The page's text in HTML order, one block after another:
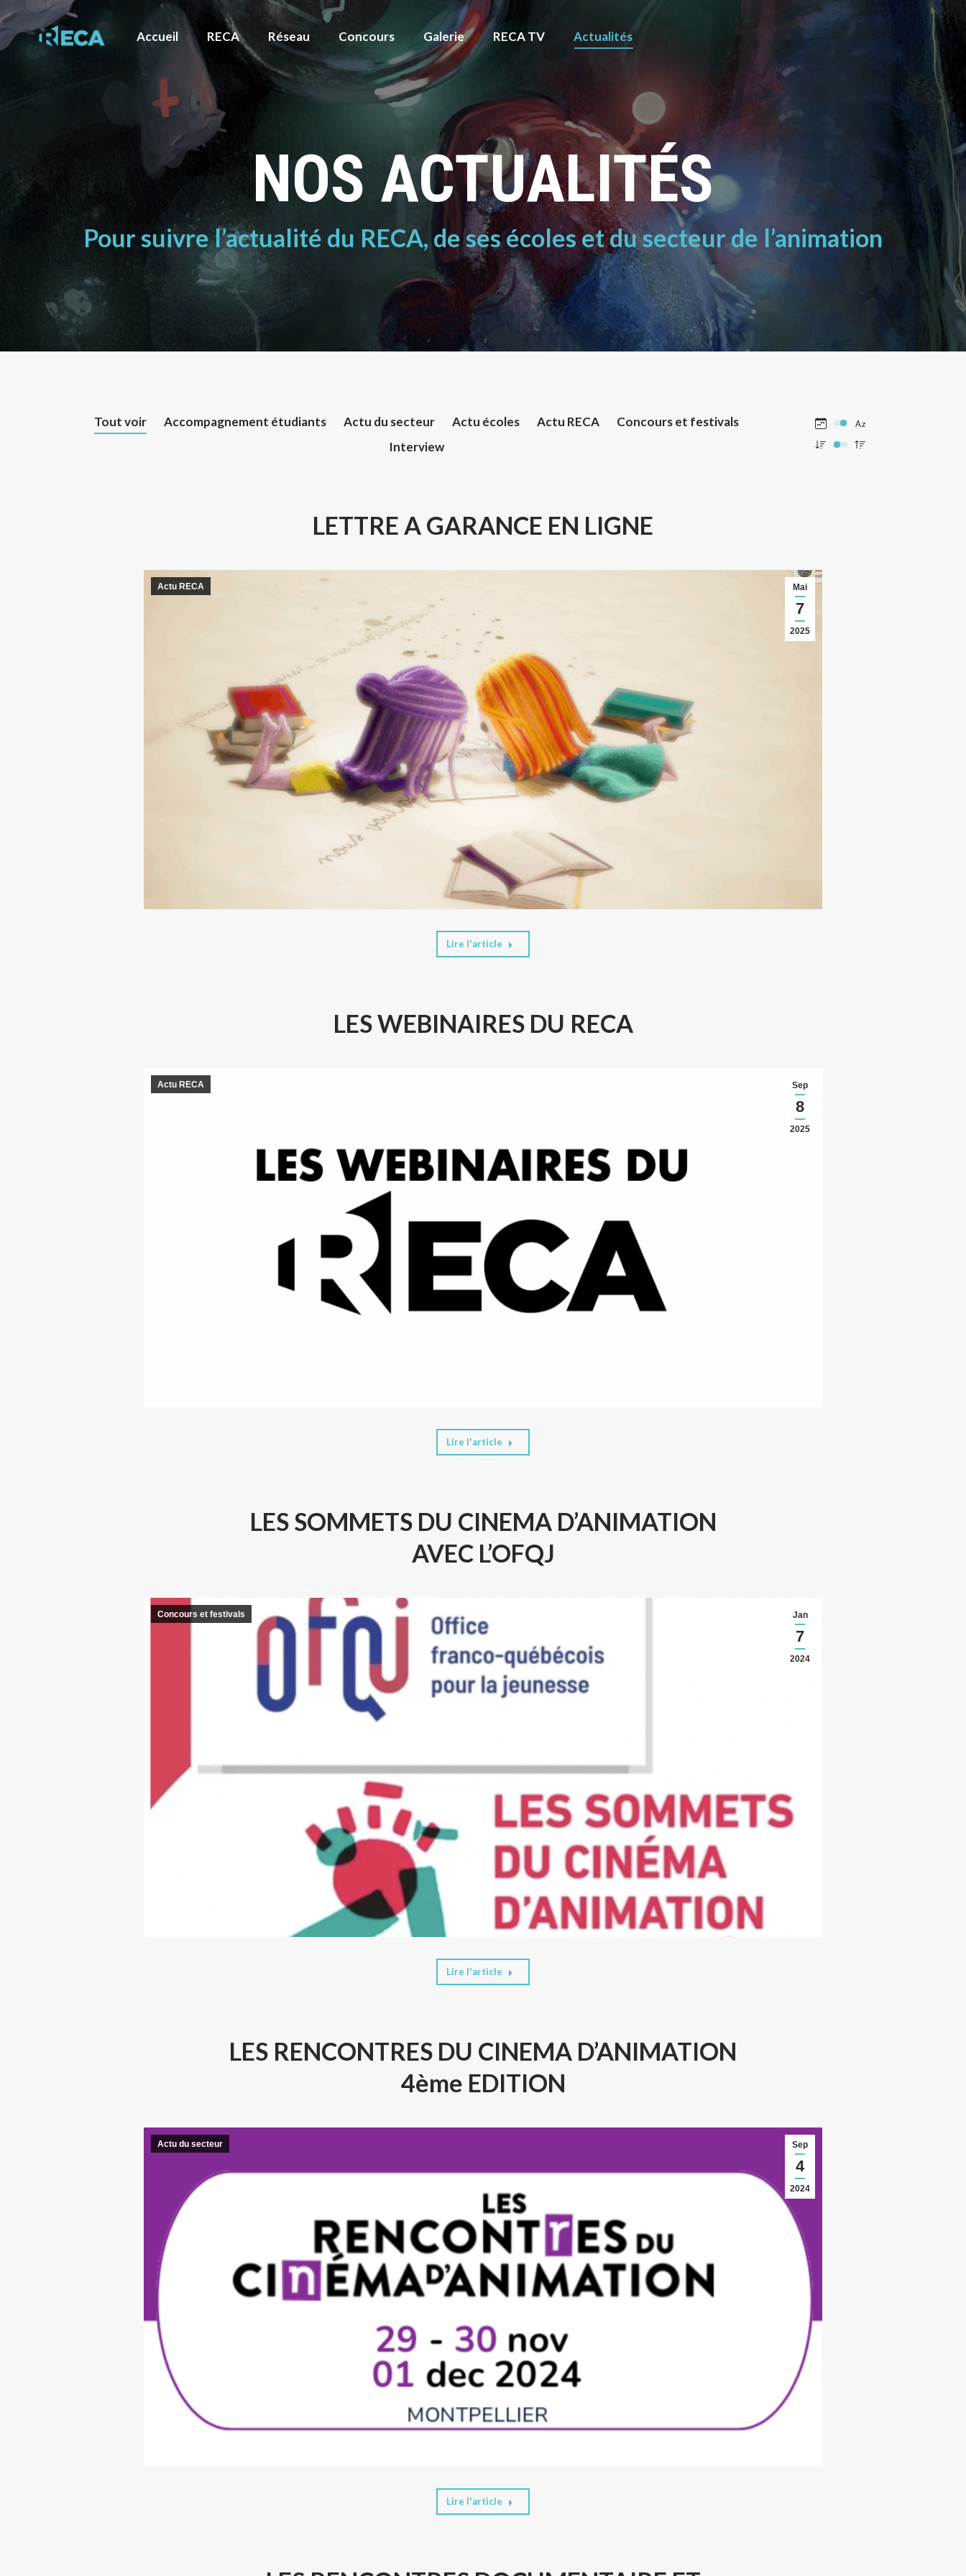
Accueil RECA Réseau Concours Galerie RECA TV Actualités
NOS ACTUALITÉS
Pour suivre l’actualité du RECA, de ses écoles et du secteur de l’animation
Tout voir Accompagnement étudiants Actu du secteur Actu écoles Actu RECA
Concours et festivals
Interview
LETTRE A GARANCE EN LIGNE
Mai
7
2025
Actu RECA
Lire l'article
LES WEBINAIRES DU RECA
Sep
8
2025
Actu RECA
Lire l'article
LES SOMMETS DU CINEMA D’ANIMATION
AVEC L’OFQJ
Jan
7
2024
Concours et festivals
Lire l'article
LES RENCONTRES DU CINEMA D’ANIMATION
4ème EDITION
Sep
4
2024
Actu du secteur
Lire l'article